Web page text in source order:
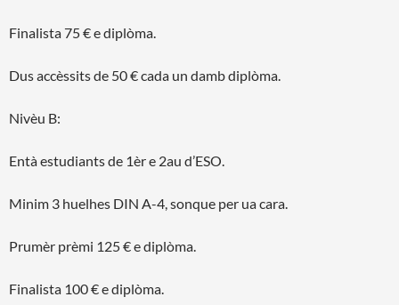
Finalista 75 € e diplòma.
Dus accèssits de 50 € cada un damb diplòma.
Nivèu B:
Entà estudiants de 1èr e 2au d’ESO.
Minim 3 huelhes DIN A-4, sonque per ua cara.
Prumèr prèmi 125 € e diplòma.
Finalista 100 € e diplòma.